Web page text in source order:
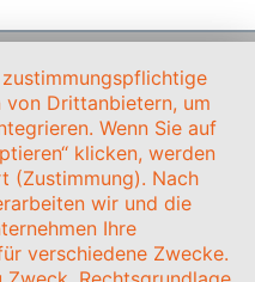
Drittanbietern, um
Wenn Sie auf
klicken, werden
(Zustimmung). Nach
wir und die
Ihre
verschiedene Zwecke.